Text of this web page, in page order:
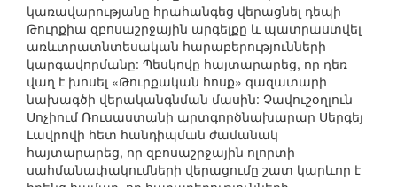
կառավարությանը հրահանգեց վերացնել դեպի
Թուրքիա զբոսաշրջային արգելքը և պատրաստվել
առևտրատնտեսական հարաբերությունների
կարգավորմանը: Պեսկովը հայտարարեց, որ դեռ
վաղ է խոսել «Թուրքական հոսք» գազատարի
նախագծի վերականգնման մասին: Չավուշօղլուն
Սոչիում Ռուսաստանի արտգործնախարար Սերգեյ
Լավրովի հետ հանդիպման ժամանակ
հայտարարեց, որ զբոսաշրջային ոլորտի
սահմանափակումների վերացումը շատ կարևոր է